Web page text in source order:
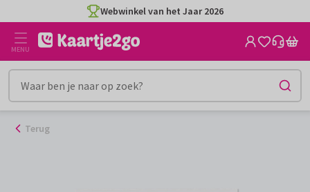
naar
inhoud
Webwinkel van het Jaar 2026
MENU
Terug